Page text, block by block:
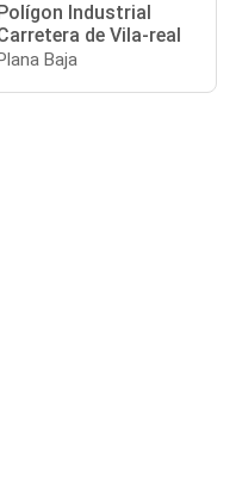
Industrial
de Vila-real
Baja